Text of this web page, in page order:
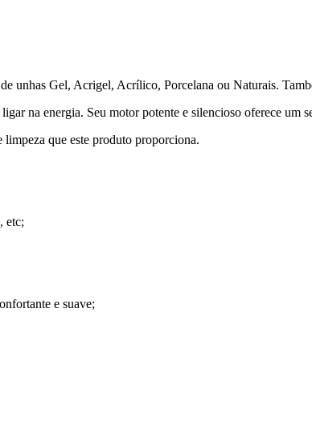
unhas Gel, Acrigel, Acrílico, Porcelana ou Naturais.
na energia. Seu motor potente e silencioso oferece um
que este produto proporciona.
etc;
e suave;